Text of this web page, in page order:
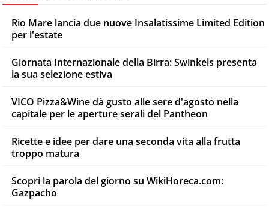
Rio Mare lancia due nuove Insalatissime Limited Edition
per l'estate
Giornata Internazionale della Birra: Swinkels presenta
la sua selezione estiva
VICO Pizza&Wine dà gusto alle sere d'agosto nella
capitale per le aperture serali del Pantheon
Ricette e idee per dare una seconda vita alla frutta
troppo matura
Scopri la parola del giorno su WikiHoreca.com:
Gazpacho